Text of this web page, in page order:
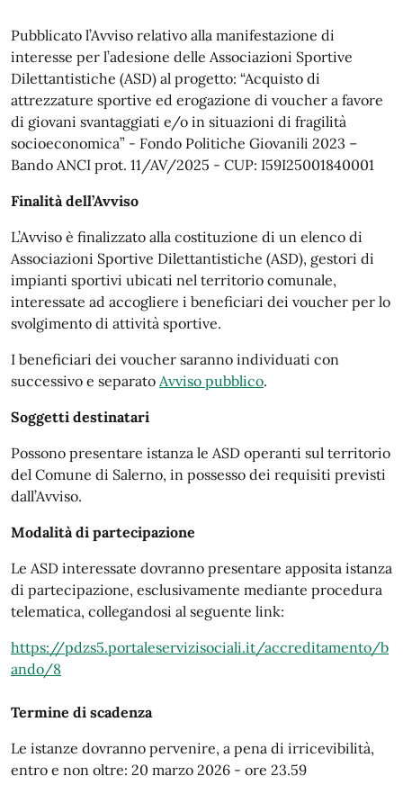
Descrizione
Pubblicato l’Avviso relativo alla manifestazione di
interesse per l’adesione delle Associazioni Sportive
Dilettantistiche (ASD) al progetto: “Acquisto di
attrezzature sportive ed erogazione di voucher a favore
di giovani svantaggiati e/o in situazioni di fragilità
socioeconomica” - Fondo Politiche Giovanili 2023 –
Bando ANCI prot. 11/AV/2025 - CUP: I59I25001840001
Finalità dell’Avviso
L’Avviso è finalizzato alla costituzione di un elenco di
Associazioni Sportive Dilettantistiche (ASD), gestori di
impianti sportivi ubicati nel territorio comunale,
interessate ad accogliere i beneficiari dei voucher per lo
svolgimento di attività sportive.
I beneficiari dei voucher saranno individuati con
successivo e separato Avviso pubblico.
Soggetti destinatari
Possono presentare istanza le ASD operanti sul territorio
del Comune di Salerno, in possesso dei requisiti previsti
dall’Avviso.
Modalità di partecipazione
Le ASD interessate dovranno presentare apposita istanza
di partecipazione, esclusivamente mediante procedura
telematica, collegandosi al seguente link:
https://pdzs5.portaleservizisociali.it/accreditamento/b
ando/8
Termine di scadenza
Le istanze dovranno pervenire, a pena di irricevibilità,
entro e non oltre: 20 marzo 2026 - ore 23.59